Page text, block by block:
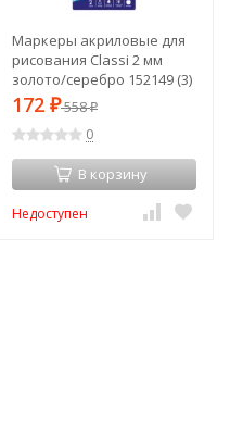
Маркеры акриловые для
рисования Classi 2 мм
золото/серебро 152149 (3)
(86683)
172 ₽558₽
0
В корзину
Недоступен